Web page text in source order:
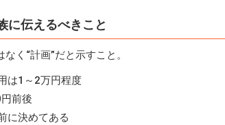
に伝えるべきこと
く“計画”だと示すこと。
は1～2万円程度
前後
に決めてある